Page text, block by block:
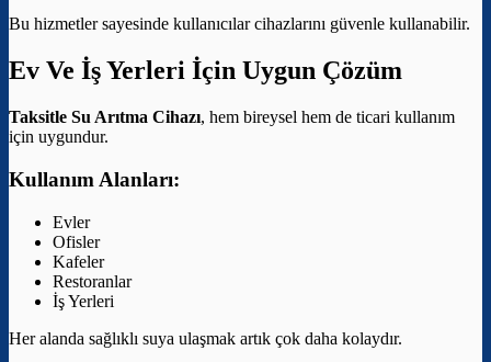
Bu hizmetler sayesinde kullanıcılar cihazlarını güvenle kullanabilir.
Ev Ve İş Yerleri İçin Uygun Çözüm
Taksitle Su Arıtma Cihazı, hem bireysel hem de ticari kullanım
için uygundur.
Kullanım Alanları:
Evler
Ofisler
Kafeler
Restoranlar
İş Yerleri
Her alanda sağlıklı suya ulaşmak artık çok daha kolaydır.